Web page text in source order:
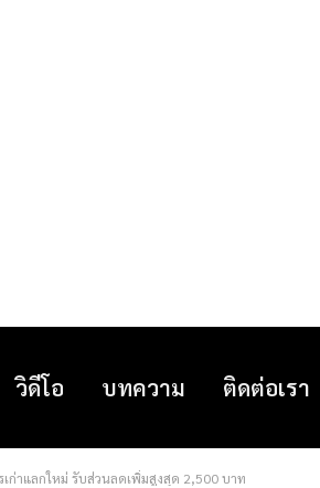
วิดีโอ บทความ ติดต่อเรา
ก่าแลกใหม่ รับส่วนลดเพิ่มสูงสุด 2,500 บาท